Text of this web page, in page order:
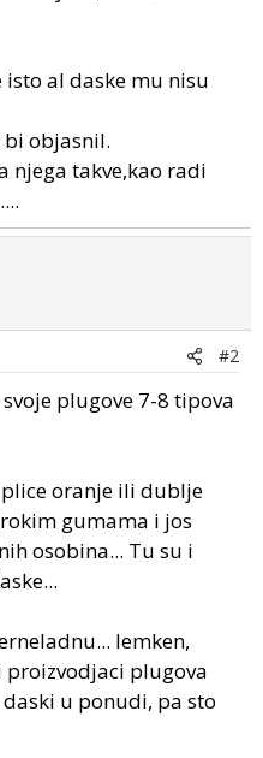
al daske mu nisu
bi objasnil.
njega takve,kao radi
#2
plugove 7-8 tipova
plice oranje ili dublje
gumama i jos
osobina... Tu su i
lemken,
proizvodjaci plugova
u ponudi, pa sto